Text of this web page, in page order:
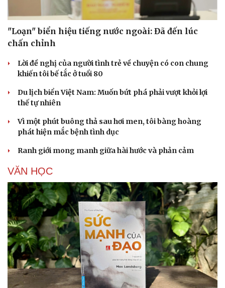
Cải chính
"Loạn" biển hiệu tiếng nước ngoài: Đã đến lúc
chấn chỉnh
Lời đề nghị của người tình trẻ về chuyện có con chung
khiến tôi bế tắc ở tuổi 80
Du lịch biển Việt Nam: Muốn bứt phá phải vượt khỏi lợi
thế tự nhiên
Vì một phút buông thả sau hơi men, tôi bàng hoàng
phát hiện mắc bệnh tình dục
Ranh giới mong manh giữa hài hước và phản cảm
VĂN HỌC